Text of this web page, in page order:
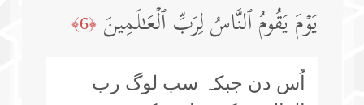
یَوۡمَ یَقُومُ ٱلنَّاسُ لِرَبِّ ٱلۡعَـٰلَمِینَ ﴿6﴾
اُس دن جبکہ سب لوگ رب